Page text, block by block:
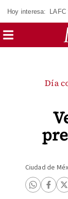
Hoy interesa:
Día
Ciudad de